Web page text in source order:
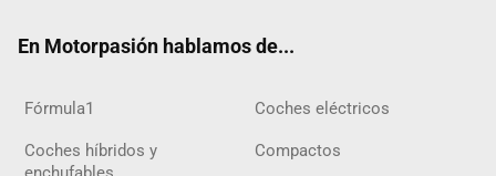
En Motorpasión hablamos de...
Fórmula1 Coches eléctricos
Coches híbridos y
Compactos